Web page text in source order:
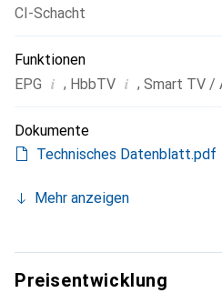
CI-Schacht
Funktionen
EPG i , HbbTV i , Smart TV /
Dokumente
Technisches Datenblatt.pdf
Mehr anzeigen
Preisentwicklung